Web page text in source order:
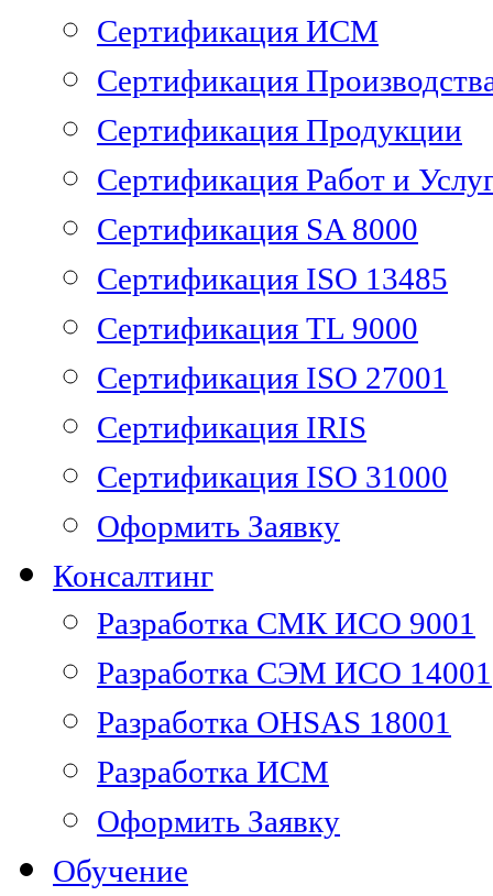
Сертификация ИСМ
Сертификация
Сертификация Продукции
Сертификация Работ и
Сертификация SA 8000
Сертификация ISO 13485
Сертификация TL 9000
Сертификация ISO 27001
Сертификация IRIS
Сертификация ISO 31000
Оформить Заявку
Консалтинг
Разработка СМК ИСО 9001
Разработка СЭМ ИСО 14001
Разработка OHSAS 18001
Разработка ИСМ
Оформить Заявку
Обучение